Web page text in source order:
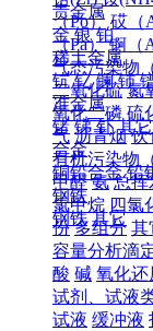
（Po） 砹（
（Pa） 锕（
气态污染物
二氧化硫 氮
氧化二磷 硫
气 沥青烟 饮
有机污染物
甲醛 氨 总挥
氯甲烷 四氯
份 多组分 其
容量分析滴
酸 碱 氧化还
试剂、试液
试液 缓冲液
贵金属
金 银 铂
稀土金属
钪 钇 镧 铈
准金属
锗 锑 钋 其它
合金
铜铅合金 铅
钢铁
钢铁 其它